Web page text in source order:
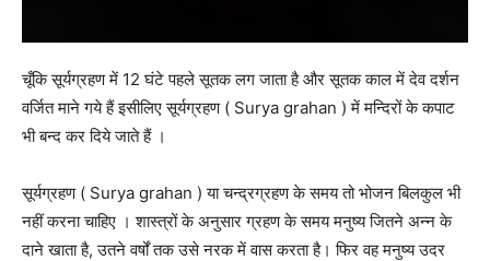
चूँकि सूर्यग्रहण में 12 घंटे पहले सूतक लग जाता है और सूतक काल में देव दर्शन
वर्जित माने गये हैं इसीलिए सूर्यग्रहण ( Surya grahan ) में मन्दिरों के कपाट
भी बन्द कर दिये जाते हैं ।
सूर्यग्रहण ( Surya grahan ) या चन्द्रग्रहण के समय तो भोजन बिलकुल भी
नहीं करना चाहिए । शास्त्रों के अनुसार ग्रहण के समय मनुष्य जितने अन्न के
दाने खाता है, उतने वर्षों तक उसे नरक में वास करता है। फिर वह मनुष्य उदर